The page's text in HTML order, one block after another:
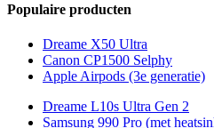
Populaire producten
Dreame X50 Ultra
Canon CP1500 Selphy
Apple Airpods (3e generatie)
Dreame L10s Ultra Gen 2
Samsung 990 Pro (met